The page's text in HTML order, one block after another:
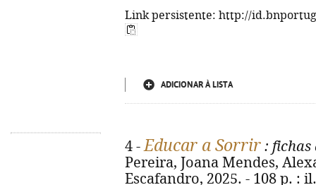
Link persistente: http://
ADICIONAR À LISTA
4 -Educar a Sorrir : fichas
Pereira, Joana Mendes,
Escafandro, 2025. - 108 p. :